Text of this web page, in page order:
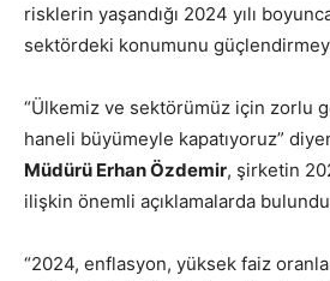
risklerin yaşandığı 2024 yılı
sektördeki konumunu
“Ülkemiz ve sektörümüz için zorlu
haneli büyümeyle kapatıyoruz”
Müdürü Erhan Özdemir, şirketin
ilişkin önemli açıklamalarda
“2024, enflasyon, yüksek faiz